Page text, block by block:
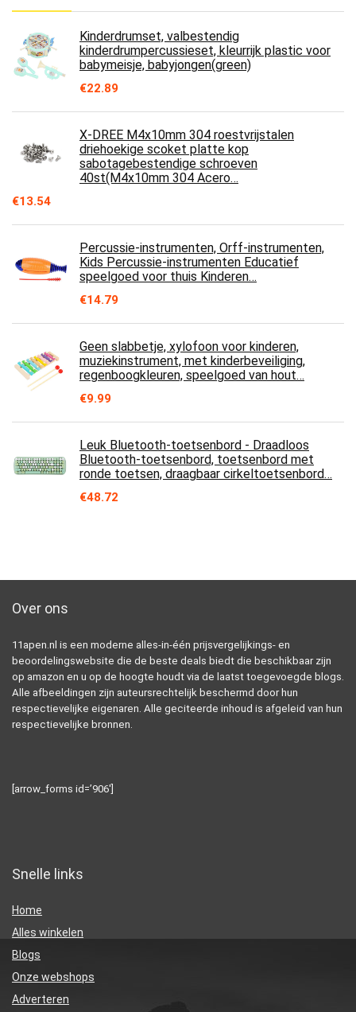
Kinderdrumset, valbestendig
kinderdrumpercussieset, kleurrijk plastic voor
babymeisje, babyjongen(green)
€22.89
X-DREE M4x10mm 304 roestvrijstalen
driehoekige scoket platte kop
sabotagebestendige schroeven
40st(M4x10mm 304 Acero…
€13.54
Percussie-instrumenten, Orff-instrumenten,
Kids Percussie-instrumenten Educatief
speelgoed voor thuis Kinderen…
€14.79
Geen slabbetje, xylofoon voor kinderen,
muziekinstrument, met kinderbeveiliging,
regenboogkleuren, speelgoed van hout…
€9.99
Leuk Bluetooth-toetsenbord - Draadloos
Bluetooth-toetsenbord, toetsenbord met
ronde toetsen, draagbaar cirkeltoetsenbord…
€48.72
Over ons
11apen.nl is een moderne alles-in-één prijsvergelijkings- en
beoordelingswebsite die de beste deals biedt die beschikbaar zijn
op amazon en u op de hoogte houdt via de laatst toegevoegde blogs.
Alle afbeeldingen zijn auteursrechtelijk beschermd door hun
respectievelijke eigenaren. Alle geciteerde inhoud is afgeleid van hun
respectievelijke bronnen.
[arrow_forms id=’906′]
Snelle links
Home
Alles winkelen
Blogs
Onze webshops
Adverteren